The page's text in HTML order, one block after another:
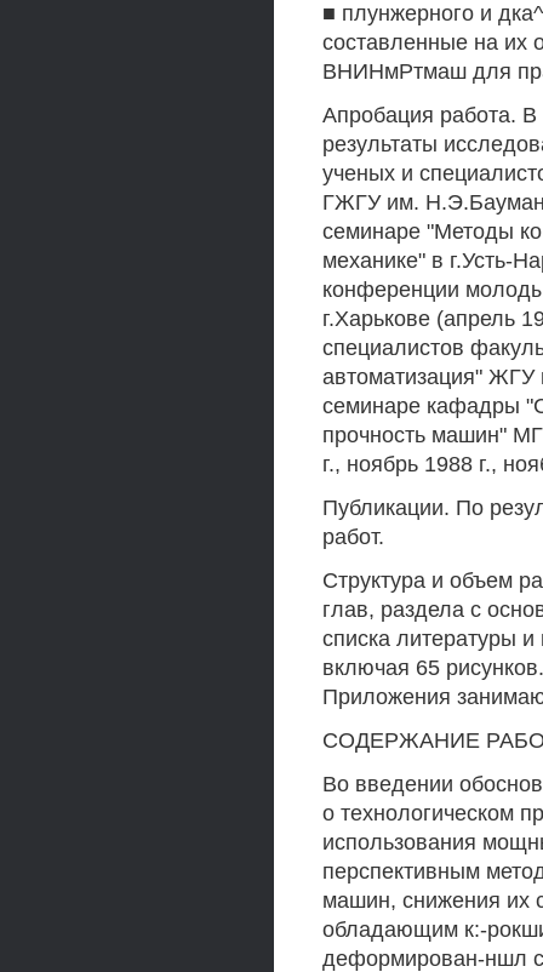
■ плунжерного и
составленные на
ВНИНмРтмаш для
Апробация работа.
результаты
ученых и
ГЖГУ им.
семинаре "Методы
механике" в г.Усть-
конференции
г.Харькове (апрель
специалистов
автоматизация"
семинаре кафадры
прочность машин"
г., ноябрь 1988 г.,
Публикации. По
работ.
Структура и объем
глав, раздела с
списка литературы
включая 65
Приложения
СОДЕРЖАНИЕ
Во введении
о технологическом
использования
перспективным
машин, снижения их
обладающим к:-
деформирован-ншл